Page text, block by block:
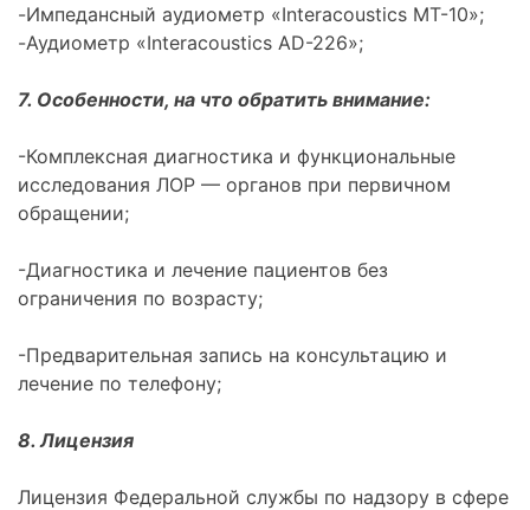
-Импедансный аудиометр «Interacoustics MT-10»;
-Аудиометр «Interacoustics AD-226»;
7. Особенности, на что обратить внимание:
-Комплексная диагностика и функциональные
исследования ЛОР — органов при первичном
обращении;
-Диагностика и лечение пациентов без
ограничения по возрасту;
-Предварительная запись на консультацию и
лечение по телефону;
8. Лицензия
Лицензия Федеральной службы по надзору в сфере